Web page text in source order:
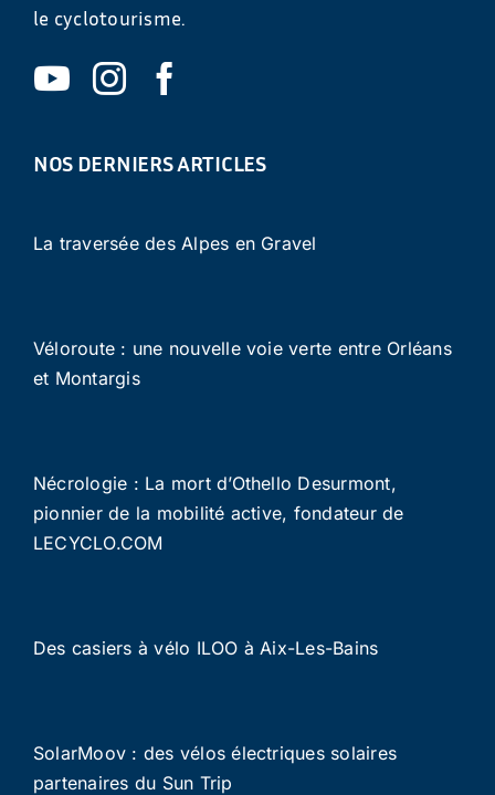
le cyclotourisme.
NOS DERNIERS ARTICLES
La traversée des Alpes en Gravel
Véloroute : une nouvelle voie verte entre Orléans
et Montargis
Nécrologie : La mort d’Othello Desurmont,
pionnier de la mobilité active, fondateur de
LECYCLO.COM
Des casiers à vélo ILOO à Aix-Les-Bains
SolarMoov : des vélos électriques solaires
partenaires du Sun Trip